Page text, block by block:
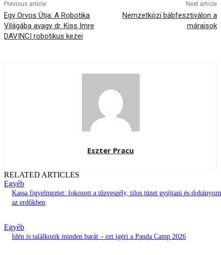
Previous article
Egy Orvos Útja: A Robotika
Világába avagy dr. Kiss Imre
DAVINCI robotikus kezei
Next article
Nemzetközi bábfesztiválon a
máraisok
Eszter Pracu
RELATED ARTICLES
Egyéb
Kassa figyelmeztet: fokozott a tűzveszély, tilos tüzet gyújtani és
az erdőkben
Egyéb
Idén is találkozik minden barát – ezt ígéri a Panda Camp 2026